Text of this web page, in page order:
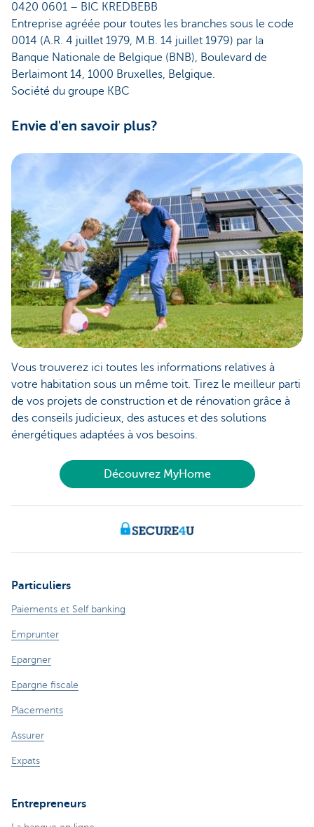
0420 0601 – BIC KREDBEBB
Entreprise agréée pour toutes les branches sous le code
0014 (A.R. 4 juillet 1979, M.B. 14 juillet 1979) par la
Banque Nationale de Belgique (BNB), Boulevard de
Berlaimont 14, 1000 Bruxelles, Belgique.
Société du groupe KBC
Envie d'en savoir plus?
Vous trouverez ici toutes les informations relatives à
votre habitation sous un même toit. Tirez le meilleur parti
de vos projets de construction et de rénovation grâce à
des conseils judicieux, des astuces et des solutions
énergétiques adaptées à vos besoins.
Découvrez MyHome
Particuliers
Paiements et Self banking
Emprunter
Epargner
Epargne fiscale
Placements
Assurer
Expats
Entrepreneurs